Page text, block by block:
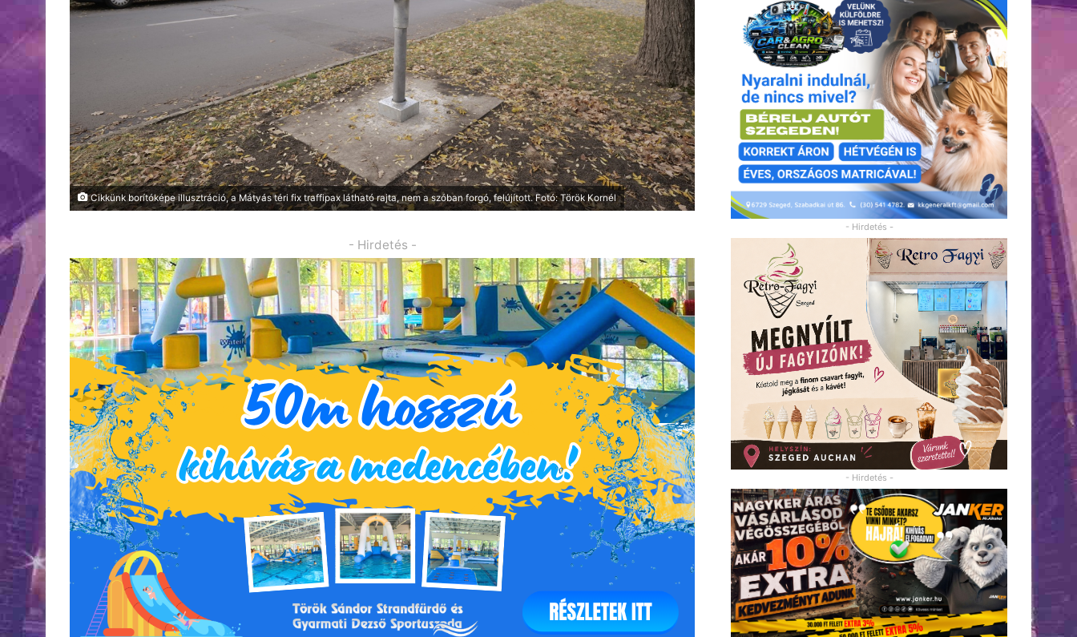
Cikkünk borítóképe illusztráció, a Mátyás téri fix traffipax látható rajta, nem a szóban forgó, felújított. Fotó: Török Kornél
- Hirdetés -
- Hirdetés -
- Hirdetés -